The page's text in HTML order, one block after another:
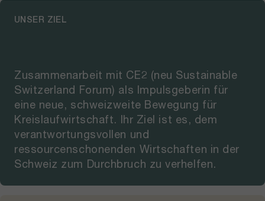
UNSER ZIEL
Zusammenarbeit mit CE2 (neu Sustainable
Switzerland Forum) als Impulsgeberin für
eine neue, schweizweite Bewegung für
Kreislaufwirtschaft. Ihr Ziel ist es, dem
verantwortungsvollen und
ressourcenschonenden Wirtschaften in der
Schweiz zum Durchbruch zu verhelfen.